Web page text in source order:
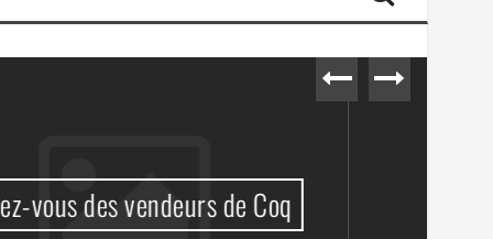
710 + 1 = 0